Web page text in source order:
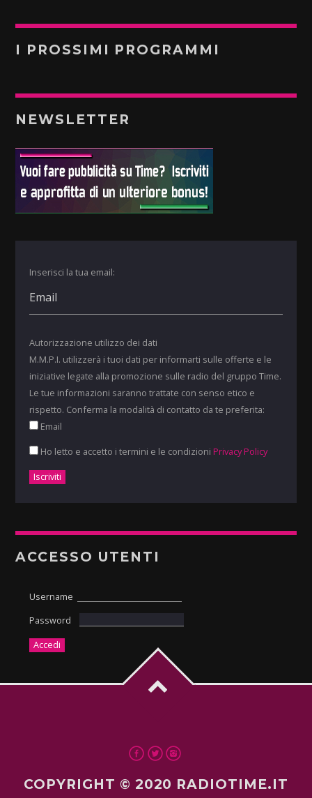
I PROSSIMI PROGRAMMI
NEWSLETTER
Inserisci la tua email:
Autorizzazione utilizzo dei dati
M.M.P.I. utilizzerà i tuoi dati per informarti sulle offerte e le
iniziative legate alla promozione sulle radio del gruppo Time.
Le tue informazioni saranno trattate con senso etico e
rispetto. Conferma la modalità di contatto da te preferita:
Email
Ho letto e accetto i termini e le condizioni Privacy Policy
ACCESSO UTENTI
Username
Password
COPYRIGHT © 2020 RADIOTIME.IT